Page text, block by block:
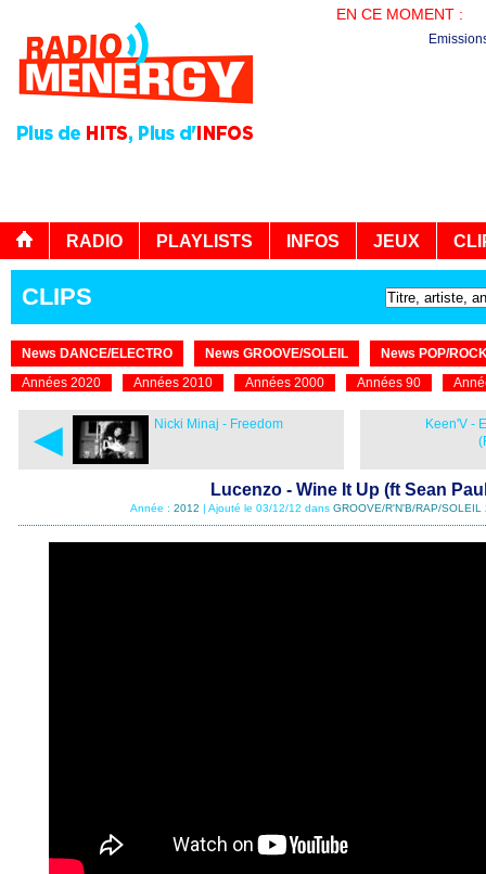
EN CE MOMENT :
RADIO PLAYLISTS INFOS JEUX
CLIPS
News DANCE/ELECTRO News GROOVE/SOLEIL
News POP/
Années 2020
Années 2010 Années 2000 Années 90
◄ Nicki Minaj - Freedom
Keen'V -
Lucenzo - Wine It Up (ft Sean
Année : 2012 | Ajouté le 03/12/12 dans GROOVE/R'N'B/RAP/SOLEIL